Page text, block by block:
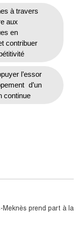
à travers
aux
en
contribuer
l’essor
d’un
continue
Meknès prend part à la